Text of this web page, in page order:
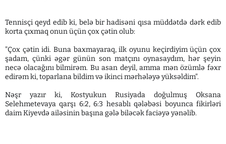
Tennisçi qeyd edib ki, belə bir hadisəni qısa müddətdə dərk edib
korta çıxmaq onun üçün çox çətin olub:
"Çox çətin idi. Buna baxmayaraq, ilk oyunu keçirdiyim üçün çox
şadam, çünki əgər günün son matçını oynasaydım, hər şeyin
necə olacağını bilmirəm. Bu asan deyil, amma mən özümlə fəxr
edirəm ki, toparlana bildim və ikinci mərhələyə yüksəldim".
Nəşr yazır ki, Kostyukun Rusiyada doğulmuş Oksana
Selehmetevaya qarşı 6:2, 6:3 hesablı qələbəsi boyunca fikirləri
daim Kiyevdə ailəsinin başına gələ biləcək faciəyə yənəlib.